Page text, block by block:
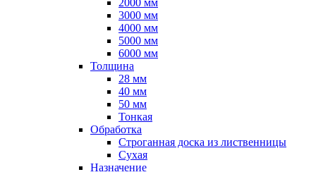
2000 мм
3000 мм
4000 мм
5000 мм
6000 мм
Толщина
28 мм
40 мм
50 мм
Тонкая
Обработка
Строганная доска из лиственницы
Сухая
Назначение